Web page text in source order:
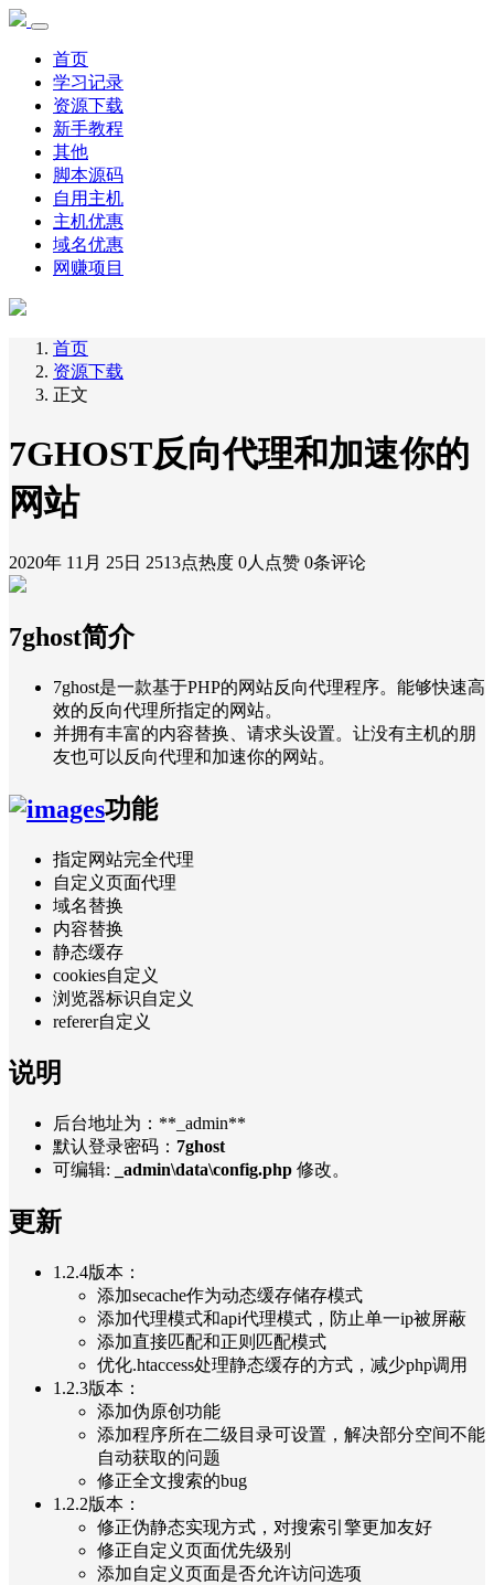
首页
学习记录
资源下载
新手教程
其他
脚本源码
自用主机
主机优惠
域名优惠
网赚项目
首页
资源下载
正文
7GHOST反向代理和加速你的
网站
2020年 11月 25日 2513点热度 0人点赞 0条评论
7ghost简介
7ghost是一款基于PHP的网站反向代理程序。能够快速高
效的反向代理所指定的网站。
并拥有丰富的内容替换、请求头设置。让没有主机的朋
友也可以反向代理和加速你的网站。
功能
指定网站完全代理
自定义页面代理
域名替换
内容替换
静态缓存
cookies自定义
浏览器标识自定义
referer自定义
说明
后台地址为：**_admin**
默认登录密码： 7ghost
可编辑:
_admin\data\config.php 修改。
更新
1.2.4版本：
添加secache作为动态缓存储存模式
添加代理模式和api代理模式，防止单一ip被屏蔽
添加直接匹配和正则匹配模式
优化.htaccess处理静态缓存的方式，减少php调用
1.2.3版本：
添加伪原创功能
添加程序所在二级目录可设置，解决部分空间不能
自动获取的问题
修正全文搜索的bug
1.2.2版本：
修正伪静态实现方式，对搜索引擎更加友好
修正自定义页面优先级别
添加自定义页面是否允许访问选项